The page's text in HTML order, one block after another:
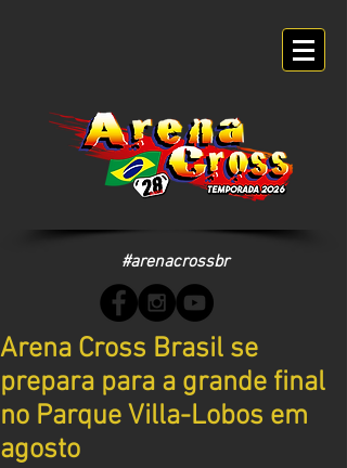
#arenacrossbr
Arena Cross Brasil se
prepara para a grande final
no Parque Villa-Lobos em
agosto